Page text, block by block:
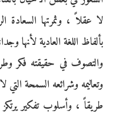
لا عقلاً ، وثمرتها
بألفاظ اللغة العادية لأنها
والتصوف في حقيقته فكر
وتعاليمه وشرائعه السمحة
طريقاً ، وأسلوب تفكير